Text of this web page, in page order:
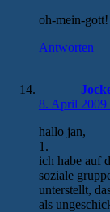
oh-mein-gott!
Antworten
8. April 2009
hallo jan,
1.
ich habe auf
soziale
unterstellt,
als